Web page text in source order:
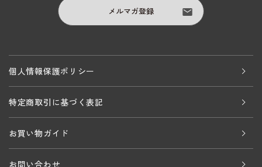
メルマガ登録
個人情報保護ポリシー
特定商取引に基づく表記
お買い物ガイド
お問い合わせ